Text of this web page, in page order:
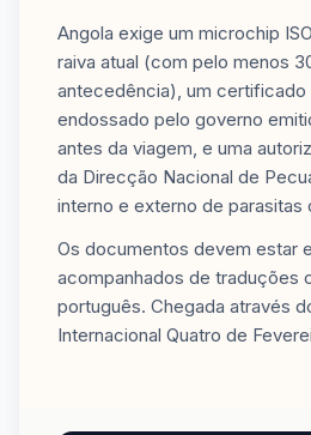
Angola exige um microchip
raiva atual (com pelo menos
antecedência), um certificado
endossado pelo governo
antes da viagem, e uma
da Direcção Nacional de
interno e externo de parasitas
Os documentos devem estar
acompanhados de traduções
português. Chegada através
Internacional Quatro de